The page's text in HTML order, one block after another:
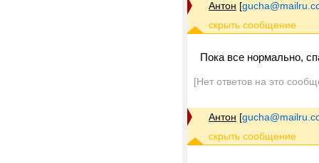
Антон [
Пока все нормально,
[Нет ответов на это
Антон [